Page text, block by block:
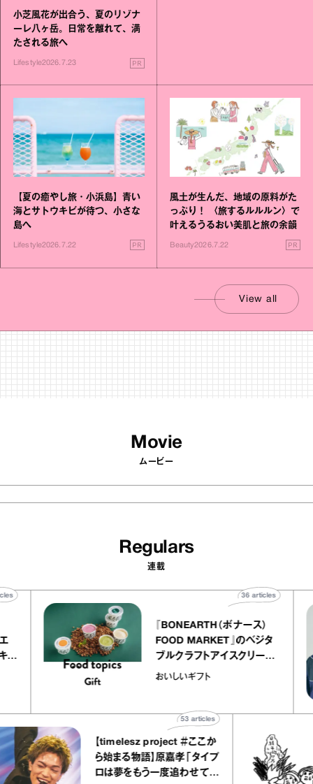
小芝風花が出合う、夏のリゾナ
ーレ八ヶ岳。日常を離れて、満
たされる旅へ
Lifestyle2026.7.23 PR
【夏の癒やし旅・小浜島】青い
海とサトウキビが待つ、小さな
島へ
Lifestyle2026.7.22 PR
風土が生んだ、地域の原料がた
っぷり！ 〈旅するルルルン〉で
叶えるうるおい美肌と旅の余韻
Beauty2026.7.22 PR
View all
Movie
ムービー
Regulars
連載
トリエ
プ キャ
40articles
『BONEARTH（ボナース）
FOOD MARKET』のベジタ
ブルクラフトアイスクリーム
｜真野知子の「おいしいギフ
おいしいギフト
36articles
【timelesz project ＃ここか
ら始まる物語】原嘉孝「タイプ
ロは夢をもう一度追わせてく
articles